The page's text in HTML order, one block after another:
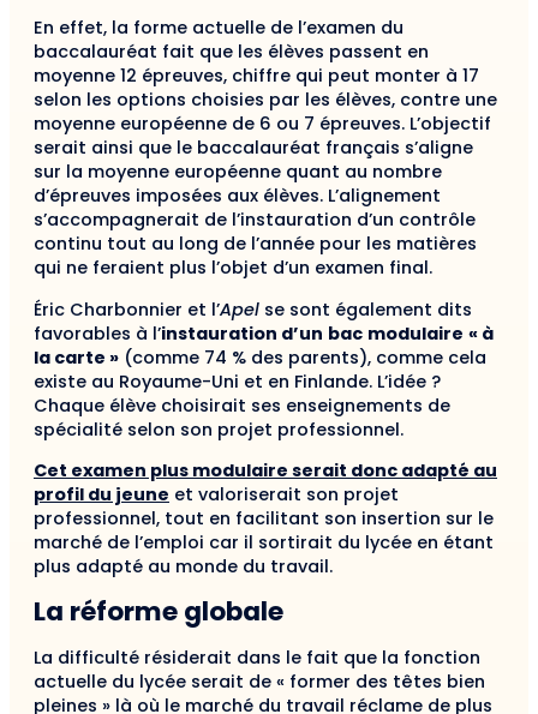
En effet, la forme actuelle de l’examen du
baccalauréat fait que les élèves passent en
moyenne 12 épreuves, chiffre qui peut monter à 17
selon les options choisies par les élèves, contre une
moyenne européenne de 6 ou 7 épreuves. L’objectif
serait ainsi que le baccalauréat français s’aligne
sur la moyenne européenne quant au nombre
d’épreuves imposées aux élèves. L’alignement
s’accompagnerait de l’instauration d’un contrôle
continu tout au long de l’année pour les matières
qui ne feraient plus l’objet d’un examen final.
Éric Charbonnier et l’Apel se sont également dits
favorables à l’instauration d’un bac modulaire « à
la carte » (comme 74 % des parents), comme cela
existe au Royaume-Uni et en Finlande. L’idée ?
Chaque élève choisirait ses enseignements de
spécialité selon son projet professionnel.
Cet examen plus modulaire serait donc adapté au
profil du jeune et valoriserait son projet
professionnel, tout en facilitant son insertion sur le
marché de l’emploi car il sortirait du lycée en étant
plus adapté au monde du travail.
La réforme globale
La difficulté résiderait dans le fait que la fonction
actuelle du lycée serait de « former des têtes bien
pleines » là où le marché du travail réclame de plus